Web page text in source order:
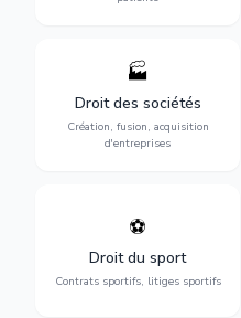
🏭
Droit des sociétés
Création, fusion, acquisition
d'entreprises
Structuration de votre
société : création, fusion-
acquisition, gouvernance et
restructuration.
⚽
Droit du sport
Contrats sportifs, litiges sportifs
Expertise en droit sportif :
transferts, sponsoring et
contentieux.